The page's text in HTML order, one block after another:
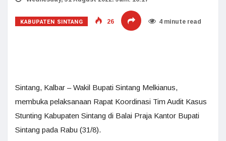
KABUPATEN SINTANG 26 4 minute read
Sintang, Kalbar – Wakil Bupati Sintang Melkianus,
membuka pelaksanaan Rapat Koordinasi Tim Audit Kasus
Stunting Kabupaten Sintang di Balai Praja Kantor Bupati
Sintang pada Rabu (31/8).